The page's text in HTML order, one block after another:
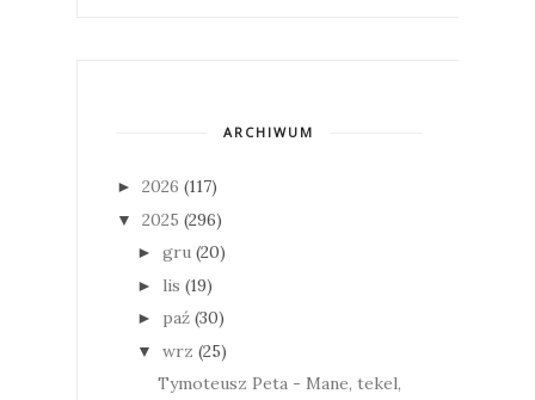
ARCHIWUM
► 2026 (117)
▼ 2025 (296)
► gru (20)
► lis (19)
► paź (30)
▼ wrz (25)
Tymoteusz Peta - Mane, tekel,